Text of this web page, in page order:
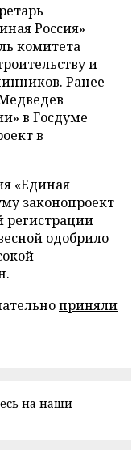
Россия»
комитета
и
Ранее
в Госдуме
в
«Единая
законопроект
регистрации
одобрило
приняли
на наши